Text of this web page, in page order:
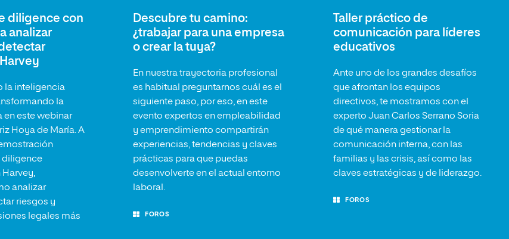
diligence con
analizar
la inteligencia
la
en este webinar
Hoya de María. A
diligence
analizar
riesgos y
legales más
Descubre tu camino:
¿trabajar para una empresa
o crear la tuya?
En nuestra trayectoria profesional
es habitual preguntarnos cuál es el
siguiente paso, por eso, en este
evento expertos en empleabilidad
y emprendimiento compartirán
experiencias, tendencias y claves
prácticas para que puedas
desenvolverte en el actual entorno
laboral.
FOROS
Taller práctico de
comunicación para líderes
educativos
Ante uno de los grandes desafíos
que afrontan los equipos
directivos, te mostramos con el
experto Juan Carlos Serrano Soria
de qué manera gestionar la
comunicación interna, con las
familias y las crisis, así como las
claves estratégicas y de liderazgo.
FOROS